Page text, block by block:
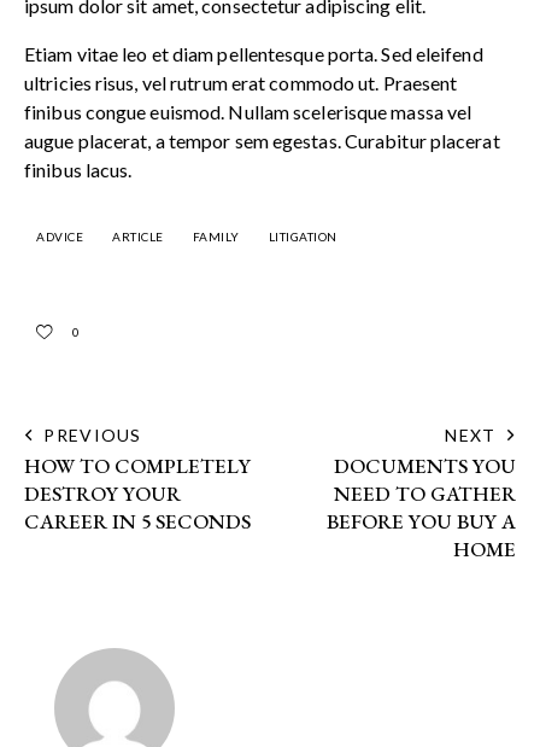
ipsum dolor sit amet, consectetur adipiscing elit.
Etiam vitae leo et diam pellentesque porta. Sed eleifend
ultricies risus, vel rutrum erat commodo ut. Praesent
finibus congue euismod. Nullam scelerisque massa vel
augue placerat, a tempor sem egestas. Curabitur placerat
finibus lacus.
ADVICE ARTICLE FAMILY LITIGATION
0
PREVIOUS
HOW TO COMPLETELY
DESTROY YOUR
CAREER IN 5 SECONDS
NEXT
DOCUMENTS YOU
NEED TO GATHER
BEFORE YOU BUY A
HOME